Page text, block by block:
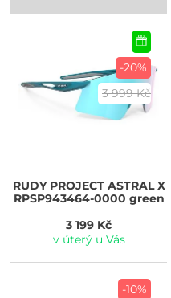
-20%
3 999 Kč
RUDY PROJECTASTRAL X
RPSP943464-0000 green
3 199 Kč
v úterý u Vás
-10%